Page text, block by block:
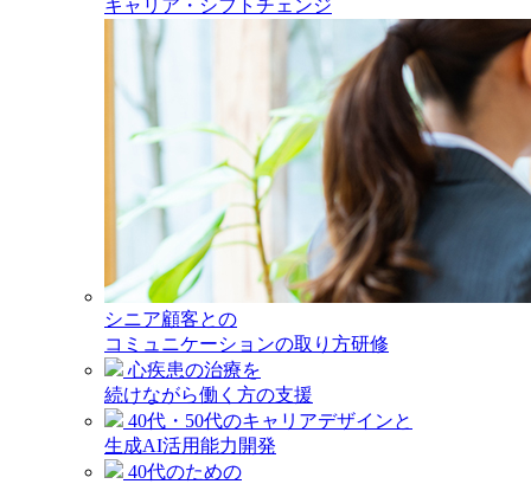
キャリア・シフトチェンジ
シニア顧客との
コミュニケーションの取り方研修
心疾患の治療を
続けながら働く方の支援
40代・50代のキャリアデザインと
生成AI活用能力開発
40代のための